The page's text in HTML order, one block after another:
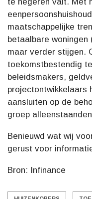
maatschappelijke
betaalbare woningen
maar verder stijgen.
toekomstbestendig
beleidsmakers,
projectontwikkelaars
aansluiten op de
groep
Benieuwd wat wij
gerust voor
Bron: Infinance